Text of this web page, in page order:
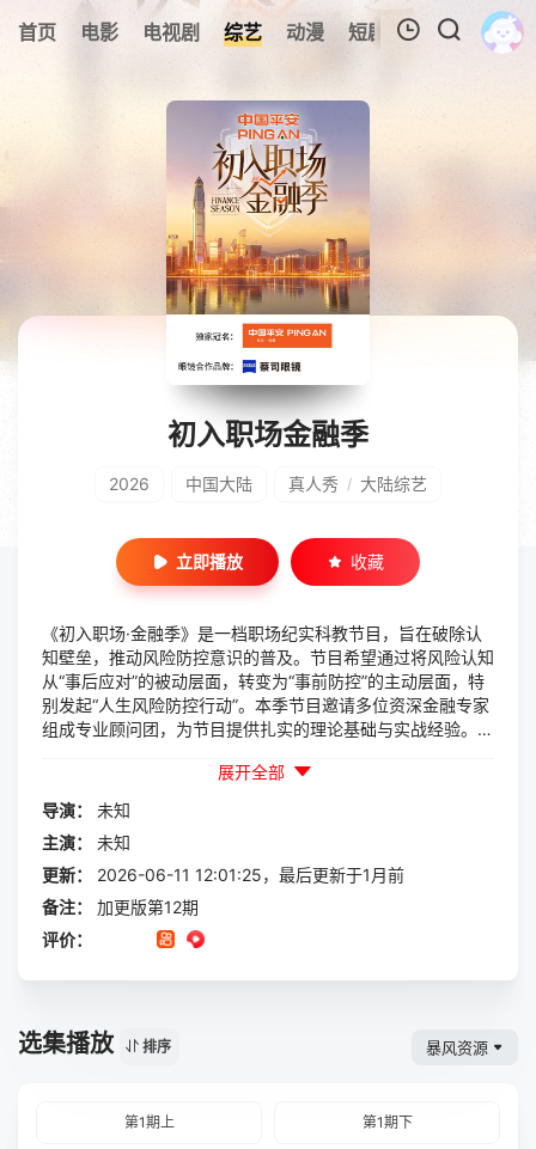
首页 电影 电视剧 综艺 动漫 短剧 今日更新
329
暂无观看影片的记录
初入职场金融季
2026 中国大陆 真人秀 / 大陆综艺
立即播放 收藏
《初入职场·金融季》是一档职场纪实科教节目，旨在破除认
知壁垒，推动风险防控意识的普及。节目希望通过将风险认知
从“事后应对”的被动层面，转变为“事前防控”的主动层面，特
别发起“人生风险防控行动”。本季节目邀请多位资深金融专家
组成专业顾问团，为节目提供扎实的理论基础与实战经验。五
展开全部
导演：
未知
主演：
未知
更新：
2026-06-11 12:01:25，最后更新于1月前
备注：
加更版第12期
评价：
选集播放 排序 暴风资源
第1期上 第1期下